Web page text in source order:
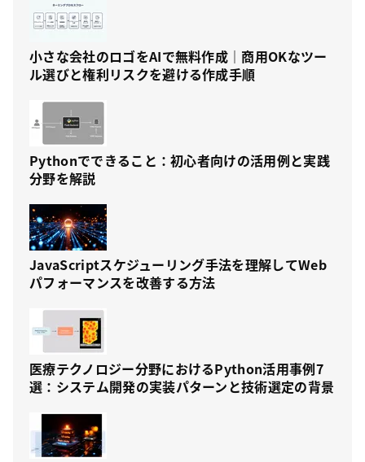
小さな会社のロゴをAIで無料作成｜商用OKなツー
ル選びと権利リスクを避ける作成手順
Pythonでできること：初心者向けの活用例と実践
分野を解説
JavaScriptスケジューリング手法を理解してWeb
パフォーマンスを改善する方法
医療テクノロジー分野におけるPython活用事例7
選：システム開発の実装パターンと技術選定の背景